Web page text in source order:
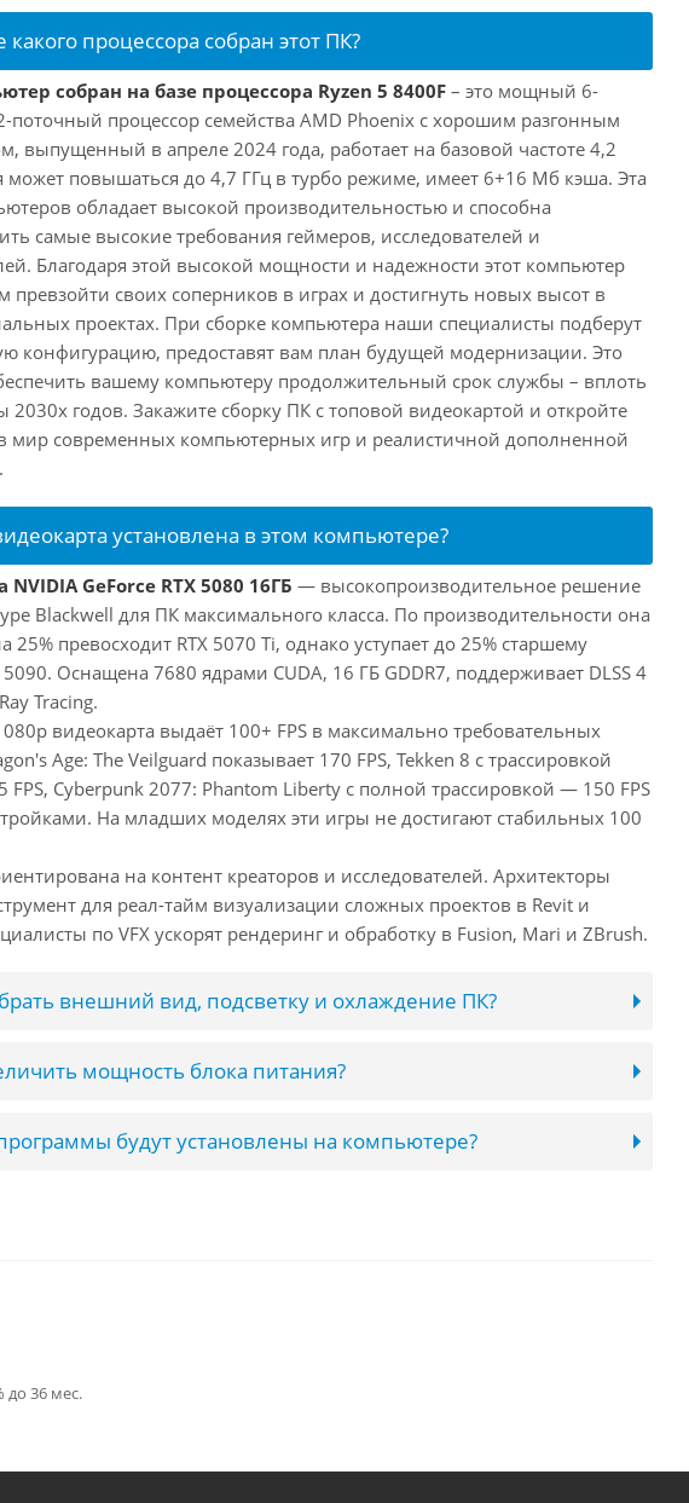
какого процессора собран этот ПК?
собран на базе процессора Ryzen 5 8400F – это мощный 6-
поточный процессор семейства AMD Phoenix с хорошим разгонным
выпущенный в апреле 2024 года, работает на базовой частоте 4,2
может повышаться до 4,7 ГГц в турбо режиме, имеет 6+16 Мб кэша. Эта
обладает высокой производительностью и способна
самые высокие требования геймеров, исследователей и
Благодаря этой высокой мощности и надежности этот компьютер
превзойти своих соперников в играх и достигнуть новых высот в
проектах. При сборке компьютера наши специалисты подберут
конфигурацию, предоставят вам план будущей модернизации. Это
вашему компьютеру продолжительный срок службы – вплоть
2030х годов. Закажите сборку ПК с топовой видеокартой и откройте
мир современных компьютерных игр и реалистичной дополненной
установлена в этом компьютере?
NVIDIA GeForce RTX 5080 16ГБ — высокопроизводительное решение
Blackwell для ПК максимального класса. По производительности она
25% превосходит RTX 5070 Ti, однако уступает до 25% старшему
Оснащена 7680 ядрами CUDA, 16 ГБ GDDR7, поддерживает DLSS 4
Tracing.
видеокарта выдаёт 100+ FPS в максимально требовательных
Age: The Veilguard показывает 170 FPS, Tekken 8 с трассировкой
Cyberpunk 2077: Phantom Liberty с полной трассировкой — 150 FPS
На младших моделях эти игры не достигают стабильных 100
на контент креаторов и исследователей. Архитекторы
для реал-тайм визуализации сложных проектов в Revit и
по VFX ускорят рендеринг и обработку в Fusion, Mari и ZBrush.
внешний вид, подсветку и охлаждение ПК?
мощность блока питания?
будут установлены на компьютере?
до 36 мес.